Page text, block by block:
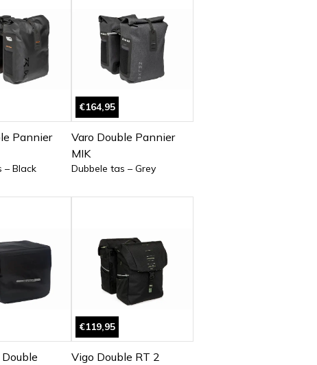
Pannier
– Black
€164,95
Varo Double Pannier
MIK
Dubbele tas – Grey
€119,95
Vigo Double RT 2